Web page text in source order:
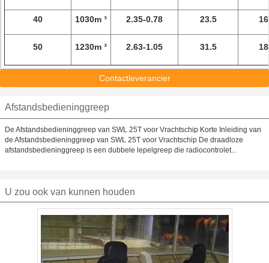
40 1030m ³ 2.35-0.78 23.5
50 1230m ³ 2.63-1.05 31.5
Contactleverancier
Afstandsbedieninggreep
De Afstandsbedieninggreep van SWL 25T voor Vrachtschip Korte Inleiding van
de Afstandsbedieninggreep van SWL 25T voor Vrachtschip De draadloze
afstandsbedieninggreep is een dubbele lepelgreep die radiocontrolet...
U zou ook van kunnen houden